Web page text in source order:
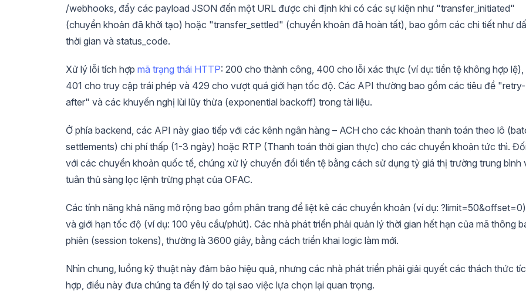
/webhooks, đẩy các payload JSON đến một URL được chỉ định khi có các sự kiện như "transfer_initiated"
(chuyển khoản đã khởi tạo) hoặc "transfer_settled" (chuyển khoản đã hoàn tất), bao gồm các chi tiết như
thời gian và status_code.
Xử lý lỗi tích hợp mã trạng thái HTTP: 200 cho thành công, 400 cho lỗi xác thực (ví dụ: tiền tệ không hợp lệ),
401 cho truy cập trái phép và 429 cho vượt quá giới hạn tốc độ. Các API thường bao gồm các tiêu đề "retry-
after" và các khuyến nghị lùi lũy thừa (exponential backoff) trong tài liệu.
Ở phía backend, các API này giao tiếp với các kênh ngân hàng – ACH cho các khoản thanh toán theo lô
settlements) chi phí thấp (1-3 ngày) hoặc RTP (Thanh toán thời gian thực) cho các chuyển khoản tức thì. Đối
với các chuyển khoản quốc tế, chúng xử lý chuyển đổi tiền tệ bằng cách sử dụng tỷ giá thị trường trung bình
tuân thủ sàng lọc lệnh trừng phạt của OFAC.
Các tính năng khả năng mở rộng bao gồm phân trang để liệt kê các chuyển khoản (ví dụ: ?limit=50&offset=0)
và giới hạn tốc độ (ví dụ: 100 yêu cầu/phút). Các nhà phát triển phải quản lý thời gian hết hạn của mã thông
phiên (session tokens), thường là 3600 giây, bằng cách triển khai logic làm mới.
Nhìn chung, luồng kỹ thuật này đảm bảo hiệu quả, nhưng các nhà phát triển phải giải quyết các thách thức
hợp, điều này đưa chúng ta đến lý do tại sao việc lựa chọn lại quan trọng.